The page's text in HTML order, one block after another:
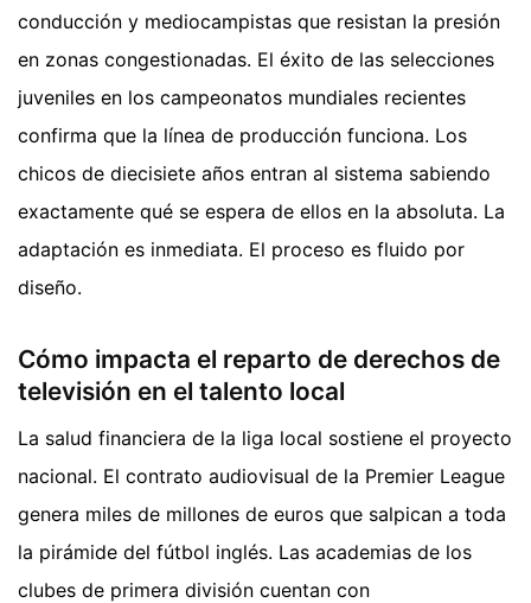
conducción y mediocampistas que resistan la presión
en zonas congestionadas. El éxito de las selecciones
juveniles en los campeonatos mundiales recientes
confirma que la línea de producción funciona. Los
chicos de diecisiete años entran al sistema sabiendo
exactamente qué se espera de ellos en la absoluta. La
adaptación es inmediata. El proceso es fluido por
diseño.
Cómo impacta el reparto de derechos de
televisión en el talento local
La salud financiera de la liga local sostiene el proyecto
nacional. El contrato audiovisual de la Premier League
genera miles de millones de euros que salpican a toda
la pirámide del fútbol inglés. Las academias de los
clubes de primera división cuentan con